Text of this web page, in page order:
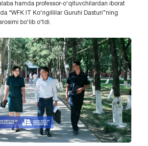
hamda professor-o‘qituvchilardan iborat
“WFK IT Ko‘ngillilar Guruhi Dasturi”ning
bo‘lib o‘tdi.